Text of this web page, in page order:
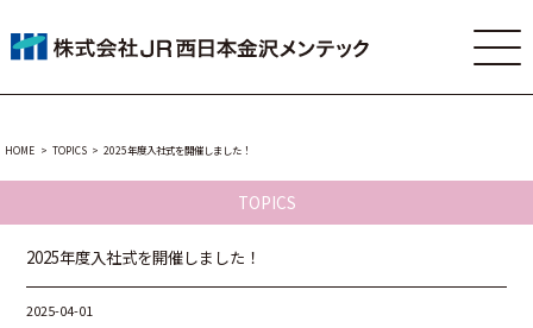
HOME TOPICS 2025年度入社式を開催しました！
TOPICS
2025年度入社式を開催しました！
2025-04-01